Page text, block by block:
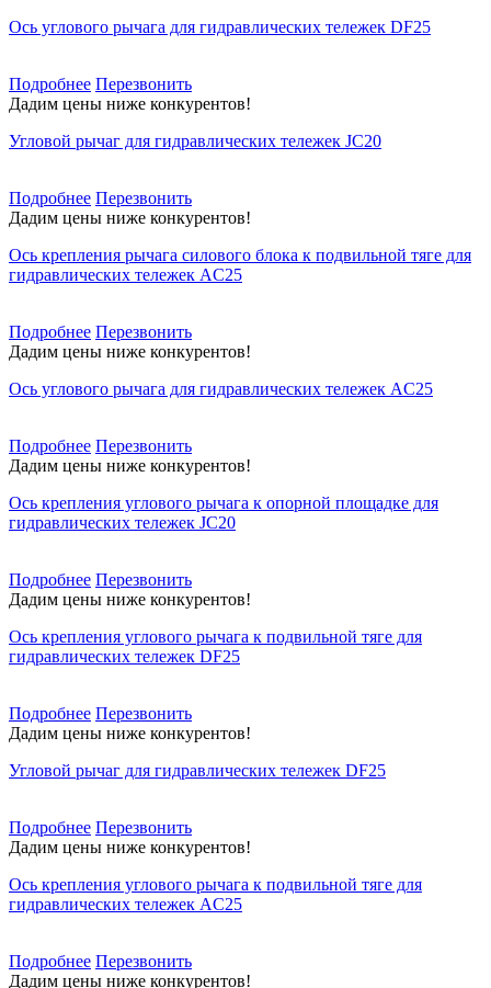
Ось углового рычага для гидравлических тележек DF25
Подробнее Перезвонить
Дадим цены ниже конкурентов!
Угловой рычаг для гидравлических тележек JC20
Подробнее Перезвонить
Дадим цены ниже конкурентов!
Ось крепления рычага силового блока к подвильной тяге для
гидравлических тележек AC25
Подробнее Перезвонить
Дадим цены ниже конкурентов!
Ось углового рычага для гидравлических тележек AC25
Подробнее Перезвонить
Дадим цены ниже конкурентов!
Ось крепления углового рычага к опорной площадке для
гидравлических тележек JC20
Подробнее Перезвонить
Дадим цены ниже конкурентов!
Ось крепления углового рычага к подвильной тяге для
гидравлических тележек DF25
Подробнее Перезвонить
Дадим цены ниже конкурентов!
Угловой рычаг для гидравлических тележек DF25
Подробнее Перезвонить
Дадим цены ниже конкурентов!
Ось крепления углового рычага к подвильной тяге для
гидравлических тележек AC25
Подробнее Перезвонить
Дадим цены ниже конкурентов!